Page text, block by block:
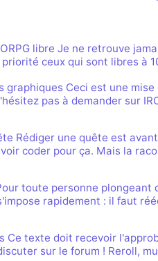
libre Je ne retrouve
ceux qui sont libres à
graphiques Ceci est une mise
pas à demander sur
Rédiger une quête est
coder pour ça. Mais la
toute personne plongeant
rapidement : il faut
Ce texte doit recevoir
sur le forum ! Reroll,